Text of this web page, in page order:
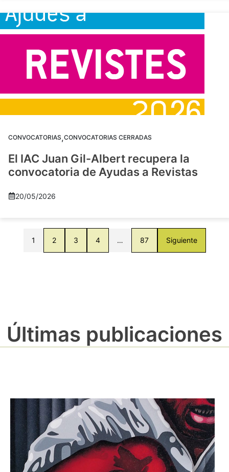
CONVOCATORIAS,CONVOCATORIAS CERRADAS
El IAC Juan Gil-Albert recupera la
convocatoria de Ayudas a Revistas
20/05/2026
1 2 3 4 … 87 Siguiente
Últimas publicaciones